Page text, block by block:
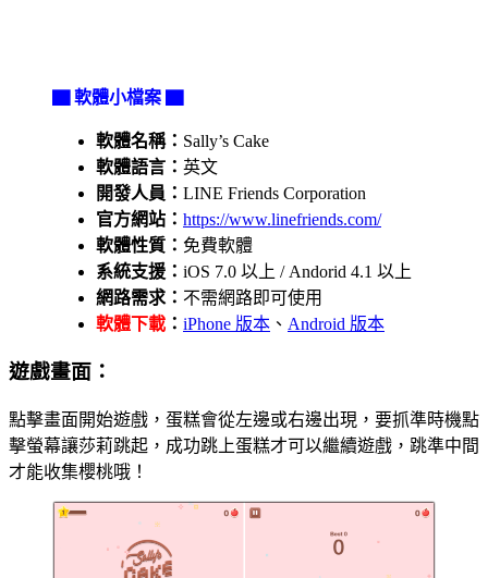
▇ 軟體小檔案 ▇
軟體名稱： Sally’s Cake
軟體語言： 英文
開發人員： LINE Friends Corporation
官方網站： https://www.linefriends.com/
軟體性質： 免費軟體
系統支援： iOS 7.0 以上 / Andorid 4.1 以上
網路需求： 不需網路即可使用
軟體下載 ： iPhone 版本 、 Android 版本
遊戲畫面：
點擊畫面開始遊戲，蛋糕會從左邊或右邊出現，要抓準時機點
擊螢幕讓莎莉跳起，成功跳上蛋糕才可以繼續遊戲，跳準中間
才能收集櫻桃哦！